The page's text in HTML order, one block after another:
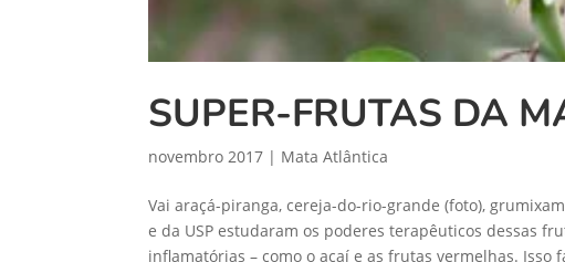
SUPER-FRUTAS DA
novembro 2017 | Mata Atlântica
Vai araçá-piranga, cereja-do-rio-grande (foto),
e da USP estudaram os poderes terapêuticos dessas
inflamatórias – como o açaí e as frutas vermelhas.